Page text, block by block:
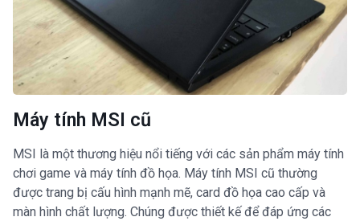
Máy tính MSI cũ
MSI là một thương hiệu nổi tiếng với các sản phẩm máy tính
chơi game và máy tính đồ họa. Máy tính MSI cũ thường
được trang bị cấu hình mạnh mẽ, card đồ họa cao cấp và
màn hình chất lượng. Chúng được thiết kế để đáp ứng các